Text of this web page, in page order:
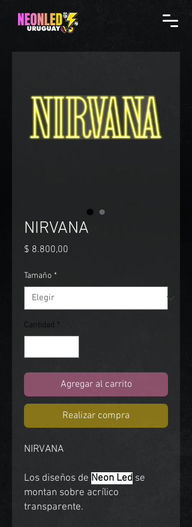
NIRVANA
$ 8.800,00
Tamaño *
Cantidad *
Agregar al carrito
Realizar compra
NIRVANA
Los diseños de Neon Led se
montan sobre acrílico
transparente.